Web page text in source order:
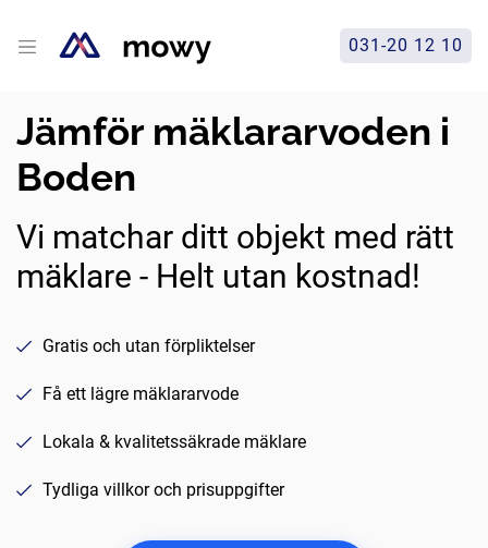
031-20 12 10
Jämför mäklararvoden i
Boden
Vi matchar ditt objekt med rätt
mäklare - Helt utan kostnad!
Gratis och utan förpliktelser
Få ett lägre mäklararvode
Lokala & kvalitetssäkrade mäklare
Tydliga villkor och prisuppgifter